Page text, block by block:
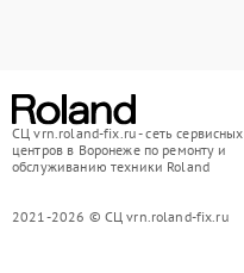
СЦ vrn.roland-fix.ru - сеть сервисных
центров в Воронеже по ремонту и
обслуживанию техники Roland
2021-2026 © СЦ vrn.roland-fix.ru